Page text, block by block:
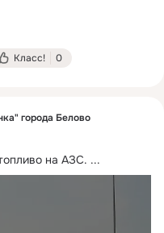
Класс! 0
города Белово
на АЗС. ...